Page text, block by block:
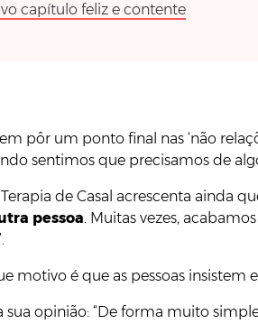
capítulo feliz e contente
pôr um ponto final nas ‘não
sentimos que precisamos de
de Casal acrescenta ainda
pessoa. Muitas vezes,
motivo é que as pessoas
sua opinião: “De forma muito